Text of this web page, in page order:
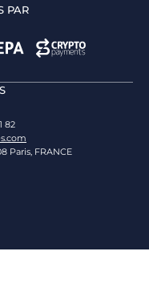
PAR
82
Paris, FRANCE